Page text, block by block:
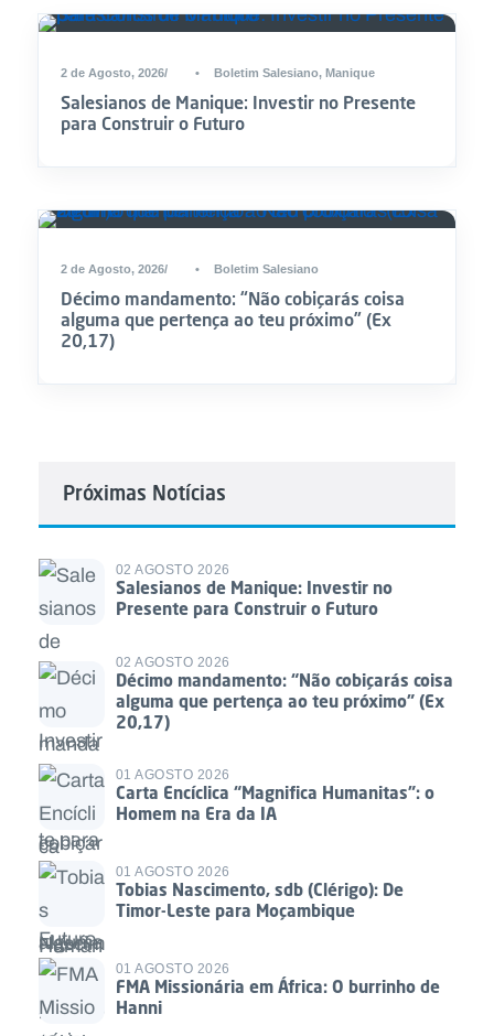
2 de Agosto, 2026 • Boletim Salesiano, Manique
Salesianos de Manique: Investir no Presente
para Construir o Futuro
2 de Agosto, 2026 • Boletim Salesiano
Décimo mandamento: “Não cobiçarás coisa
alguma que pertença ao teu próximo” (Ex
20,17)
Próximas Notícias
02 AGOSTO 2026
Salesianos de Manique: Investir no
Presente para Construir o Futuro
02 AGOSTO 2026
Décimo mandamento: “Não cobiçarás coisa
alguma que pertença ao teu próximo” (Ex
20,17)
01 AGOSTO 2026
Carta Encíclica “Magnifica Humanitas”: o
Homem na Era da IA
01 AGOSTO 2026
Tobias Nascimento, sdb (Clérigo): De
Timor-Leste para Moçambique
01 AGOSTO 2026
FMA Missionária em África: O burrinho de
Hanni